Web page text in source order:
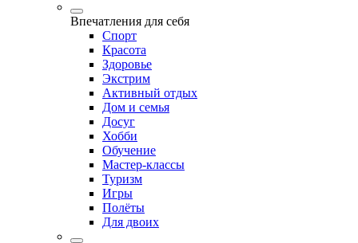
Впечатления для себя
Спорт
Красота
Здоровье
Экстрим
Активный отдых
Дом и семья
Досуг
Хобби
Обучение
Мастер-классы
Туризм
Игры
Полёты
Для двоих